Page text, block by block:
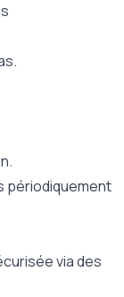
périodiquement
via des